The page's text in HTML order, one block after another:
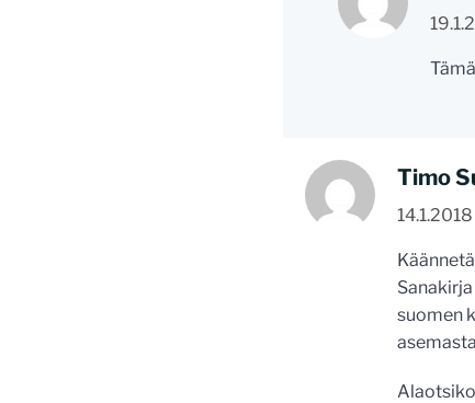
Timo
suomen